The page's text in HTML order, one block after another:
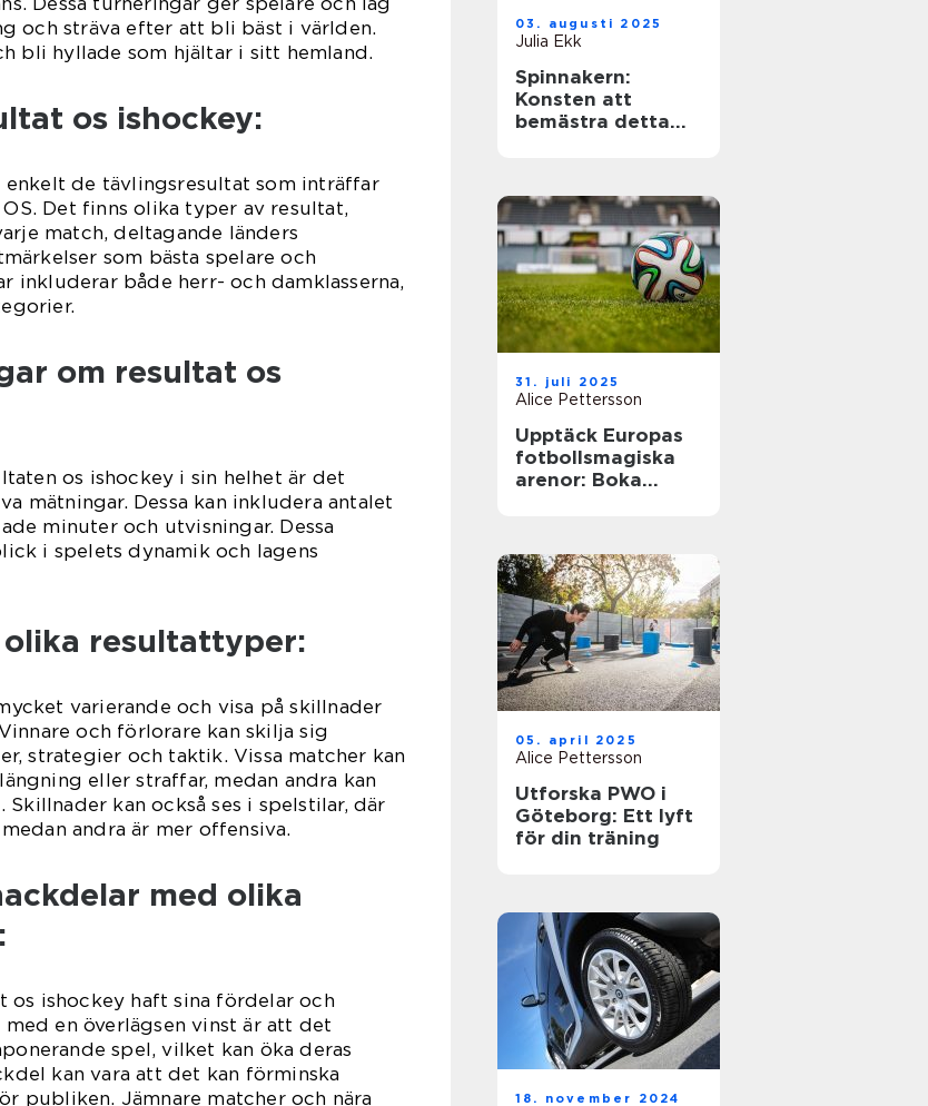
och sträva efter att bli bäst i världen.
bli hyllade som hjältar i sitt hemland.
os ishockey:
enkelt de tävlingsresultat som inträffar
Det finns olika typer av resultat,
match, deltagande länders
som bästa spelare och
inkluderar både herr- och damklasserna,
om resultat os
os ishockey i sin helhet är det
mätningar. Dessa kan inkludera antalet
minuter och utvisningar. Dessa
i spelets dynamik och lagens
resultattyper:
varierande och visa på skillnader
och förlorare kan skilja sig
strategier och taktik. Vissa matcher kan
eller straffar, medan andra kan
kan också ses i spelstilar, där
andra är mer offensiva.
med olika
os ishockey haft sina fördelar och
en överlägsen vinst är att det
spel, vilket kan öka deras
kan vara att det kan förminska
publiken. Jämnare matcher och nära
03. augusti 2025
Julia Ekk
Spinnakern:
Konsten att
bemästra detta
31. juli 2025
Alice Pettersson
Upptäck Europas
fotbollsmagiska
arenor: Boka
05. april 2025
Alice Pettersson
Utforska PWO i
Göteborg: Ett lyft
för din träning
18. november 2024